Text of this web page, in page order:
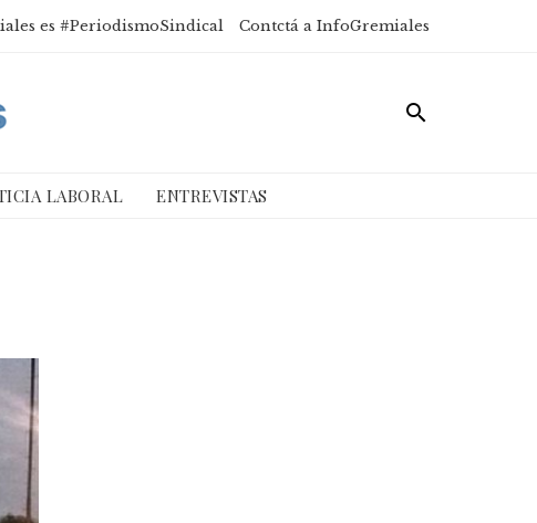
es #PeriodismoSindical Contctá a InfoGremiales
LABORAL ENTREVISTAS